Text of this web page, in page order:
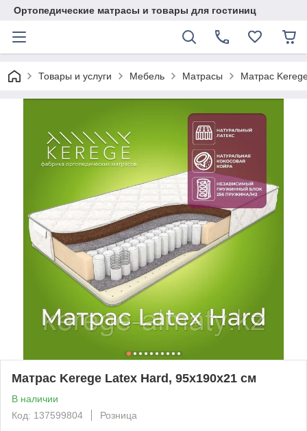
Ортопедические матрасы и товары для гостиниц
Товары и услуги Мебель Матрасы Матрас
Матрас Kerege Latex Hard, 95x190x21 см
В наличии
Код: 137599804
Розница